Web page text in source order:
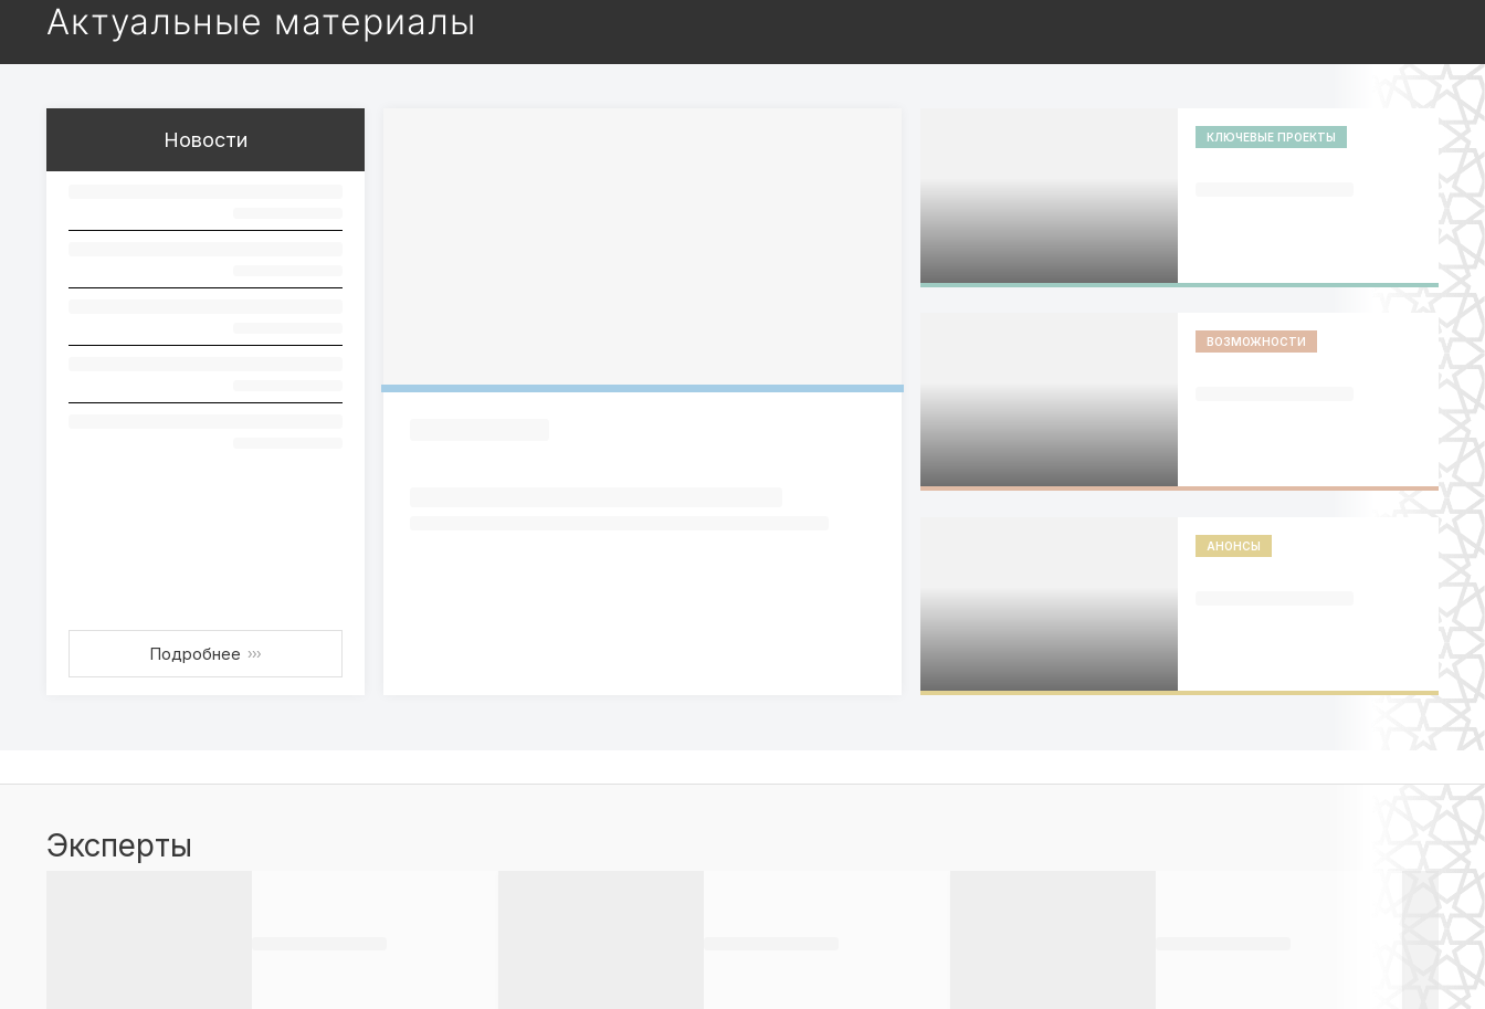
Актуальные материалы
Новости
Подробнее ›››
КЛЮЧЕВЫЕ ПРОЕКТЫ
ВОЗМОЖНОСТИ
АНОНСЫ
Эксперты